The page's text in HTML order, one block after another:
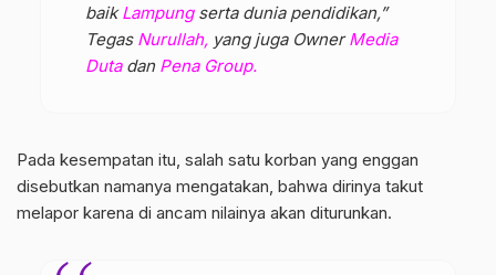
baikLampungserta dunia pendidikan,”
Tegas Nurullah,yang juga OwnerMedia
Dutadan Pena Group.
Pada kesempatan itu, salah satu korban yang enggan
disebutkan namanya mengatakan, bahwa dirinya takut
melapor karena di ancam nilainya akan diturunkan.